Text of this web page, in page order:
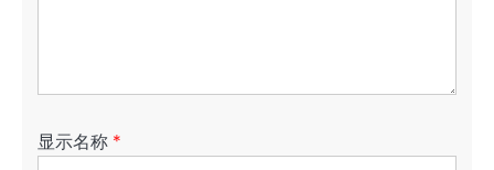
显示名称 *